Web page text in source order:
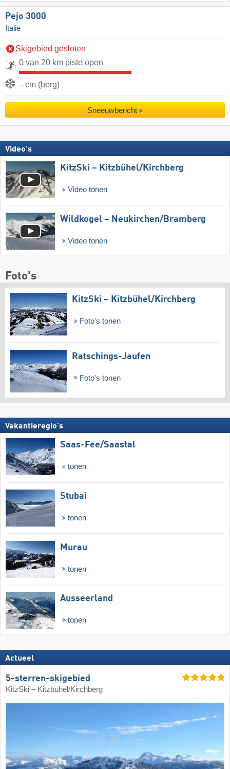
Pejo 3000
Italië
Skigebied gesloten
0 van 20 km piste open
- cm (berg)
Sneeuwbericht
Video's
KitzSki – Kitzbühel/​Kirchberg
Video tonen
Wildkogel – Neukirchen/​Bramberg
Video tonen
Foto's
KitzSki – Kitzbühel/​Kirchberg
Foto's tonen
Ratschings-Jaufen
Foto's tonen
Vakantieregio's
Saas-Fee/​Saastal
tonen
Stubai
tonen
Murau
tonen
Ausseerland
tonen
Actueel
5-sterren-skigebied
KitzSki – Kitzbühel/​Kirchberg